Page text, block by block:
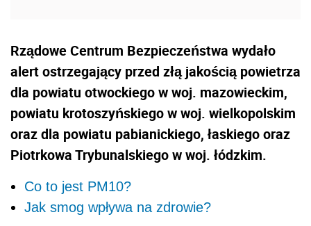
Rządowe Centrum Bezpieczeństwa wydało
alert ostrzegający przed złą jakością powietrza
dla powiatu otwockiego w woj. mazowieckim,
powiatu krotoszyńskiego w woj. wielkopolskim
oraz dla powiatu pabianickiego, łaskiego oraz
Piotrkowa Trybunalskiego w woj. łódzkim.
Co to jest PM10?
Jak smog wpływa na zdrowie?